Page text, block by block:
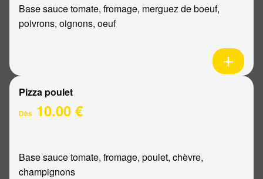
Base sauce tomate, fromage, merguez de boeuf,
poivrons, oignons, oeuf
Pizza poulet
Dès 10.00 €
Base sauce tomate, fromage, poulet, chèvre,
champignons